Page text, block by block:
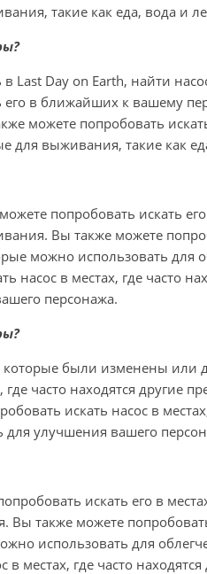
такие как еда, вода и
Last Day on Earth, найти
его в ближайших к вашему
можете попробовать
для выживания, такие как
попробовать искать его
Вы также можете
можно использовать для
насос в местах, где часто
персонажа.
которые были изменены или
часто находятся другие
искать насос в
для улучшения вашего
искать его в
также можете
использовать для
местах, где часто находятся